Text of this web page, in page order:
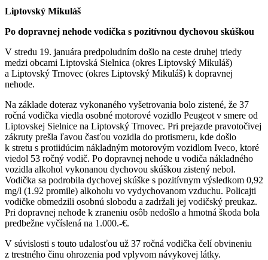
Liptovský Mikuláš
Po dopravnej nehode vodička s pozitívnou dychovou skúškou
V stredu 19. januára predpoludním došlo na ceste druhej triedy
medzi obcami Liptovská Sielnica (okres Liptovský Mikuláš)
a Liptovský Trnovec (okres Liptovský Mikuláš) k dopravnej
nehode.
Na základe doteraz vykonaného vyšetrovania bolo zistené, že 37
ročná vodička viedla osobné motorové vozidlo Peugeot v smere od
Liptovskej Sielnice na Liptovský Trnovec. Pri prejazde pravotočivej
zákruty prešla ľavou časťou vozidla do protismeru, kde došlo
k stretu s protiidúcim nákladným motorovým vozidlom Iveco, ktoré
viedol 53 ročný vodič. Po dopravnej nehode u vodiča nákladného
vozidla alkohol vykonanou dychovou skúškou zistený nebol.
Vodička sa podrobila dychovej skúške s pozitívnym výsledkom 0,92
mg/l (1.92 promile) alkoholu vo vydychovanom vzduchu. Policajti
vodičke obmedzili osobnú slobodu a zadržali jej vodičský preukaz.
Pri dopravnej nehode k zraneniu osôb nedošlo a hmotná škoda bola
predbežne vyčíslená na 1.000.-€.
V súvislosti s touto udalosťou už 37 ročná vodička čelí obvineniu
z trestného činu ohrozenia pod vplyvom návykovej látky.